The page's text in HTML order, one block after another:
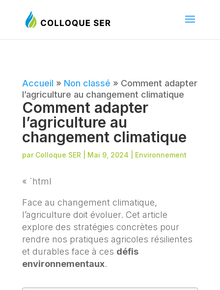
Accueil » Non classé » Comment adapter
l’agriculture au changement climatique
Comment adapter
l’agriculture au
changement climatique
par Colloque SER Mai 9, 2024 Environnement
« `html
Face au changement climatique,
l’agriculture doit évoluer. Cet article
explore des stratégies concrètes pour
rendre nos pratiques agricoles résilientes
et durables face à ces défis
environnementaux.